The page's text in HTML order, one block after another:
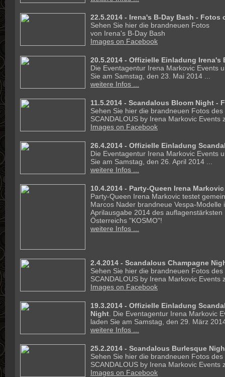
22.5.2014 - Irena's B-Day Bash - Fotos
Sehen Sie hier die brandneuen Fotos
von Irena's B-Day Bash
Images on Facebook
20.5.2014 - Offizielle Einladung Irena's
Die Eventagentur Irena Markovic Events
Sie am Samstag, den 23. Mai 2014 ...
weitere Infos ...
11.5.2014 - Scandalous Bloom Night -
Sehen Sie hier die brandneuen Fotos
SCANDALOUS by Irena Markovic Events
Images on Facebook
26.4.2014 - Offizielle Einladung
Die Eventagentur Irena Markovic Events
Sie am Samstag, den 26. April 2014 ...
weitere Infos ...
10.4.2014 - Party-Queen Irena
Party-Queen Irena Markovic testet
Marcos Nader brandneue Vespa-Modelle
Aprilausgabe 2014 des auflagenstärksten
Österreichs "KOSMO"!
weitere Infos ...
2.4.2014 - Scandalous Champagne
Sehen Sie hier die brandneuen Fotos
SCANDALOUS by Irena Markovic Events
Images on Facebook
19.3.2014 - Offizielle Einladung
Night . Die Eventagentur Irena Markovic
laden Sie am Samstag, den 29. März
weitere Infos ...
25.2.2014 - Scandalous Burlesque
Sehen Sie hier die brandneuen Fotos
SCANDALOUS by Irena Markovic Events
Images on Facebook